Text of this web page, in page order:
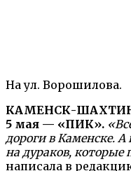
На ул. Ворошилова.
КАМЕНСК-
5 мая — «ПИК».
дороги в Каменске.
на дураков,
написала в